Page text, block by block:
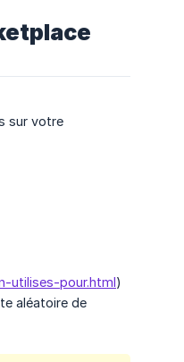
sur votre
utilises-pour.html)
aléatoire de